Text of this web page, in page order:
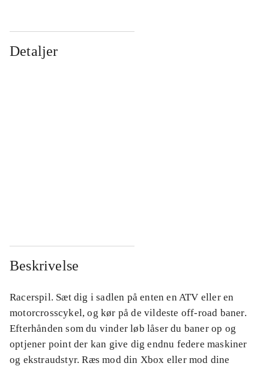
Detaljer
Beskrivelse
Racerspil. Sæt dig i sadlen på enten en ATV eller en
motorcrosscykel, og kør på de vildeste off-road baner.
Efterhånden som du vinder løb låser du baner op og
optjener point der kan give dig endnu federe maskiner
og ekstraudstyr. Ræs mod din Xbox eller mod dine